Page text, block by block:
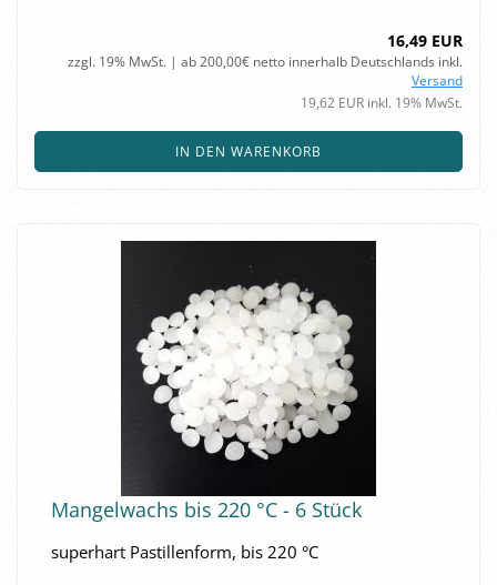
16,49 EUR
zzgl. 19% MwSt. | ab 200,00€ netto innerhalb Deutschlands inkl.
Versand
19,62 EUR inkl. 19% MwSt.
IN DEN WARENKORB
Man­gel­wachs bis 220 °C - 6 Stück
su­per­hart Pas­til­len­form, bis 220 °C